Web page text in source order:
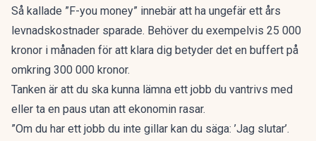
Så kallade ”F-you money” innebär att ha ungefär ett års
levnadskostnader sparade. Behöver du exempelvis 25 000
kronor i månaden för att klara dig betyder det en buffert på
omkring 300 000 kronor.
Tanken är att du ska kunna lämna ett jobb du vantrivs med
eller ta en paus utan att ekonomin rasar.
”Om du har ett jobb du inte gillar kan du säga: ’Jag slutar’.